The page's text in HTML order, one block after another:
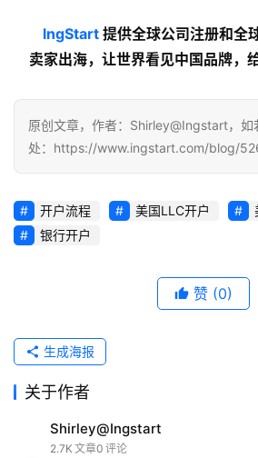
lngStart 提供全球公司注册和全
卖家出海，让世界看见中国品牌，
原创文章，作者：Shirley@Ingstart，如
处：https://www.ingstart.com/blog/
开户流程 美国LLC开户
银行开户
赞 (0)
生成海报
关于作者
Shirley@Ingstart
2.7K 文章0 评论